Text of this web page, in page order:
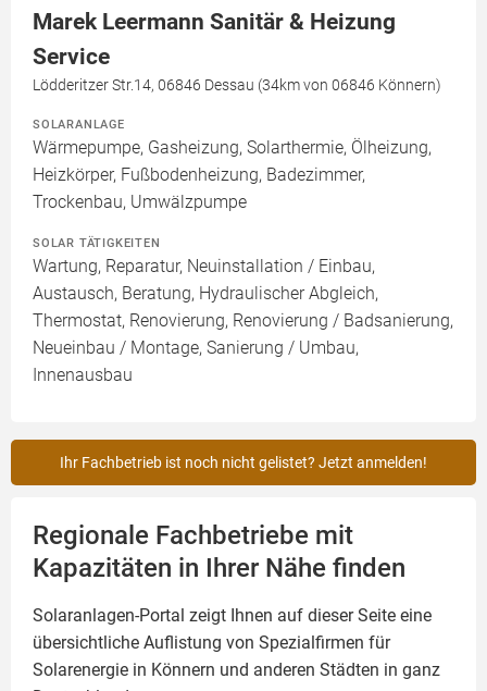
Marek Leermann Sanitär & Heizung
Service
Lödderitzer Str.14, 06846 Dessau (34km von 06846 Könnern)
SOLARANLAGE
Wärmepumpe, Gasheizung, Solarthermie, Ölheizung,
Heizkörper, Fußbodenheizung, Badezimmer,
Trockenbau, Umwälzpumpe
SOLAR TÄTIGKEITEN
Wartung, Reparatur, Neuinstallation / Einbau,
Austausch, Beratung, Hydraulischer Abgleich,
Thermostat, Renovierung, Renovierung / Badsanierung,
Neueinbau / Montage, Sanierung / Umbau,
Innenausbau
Ihr Fachbetrieb ist noch nicht gelistet? Jetzt anmelden!
Regionale Fachbetriebe mit
Kapazitäten in Ihrer Nähe finden
Solaranlagen-Portal zeigt Ihnen auf dieser Seite eine
übersichtliche Auflistung von Spezialfirmen für
Solarenergie in Könnern und anderen Städten in ganz